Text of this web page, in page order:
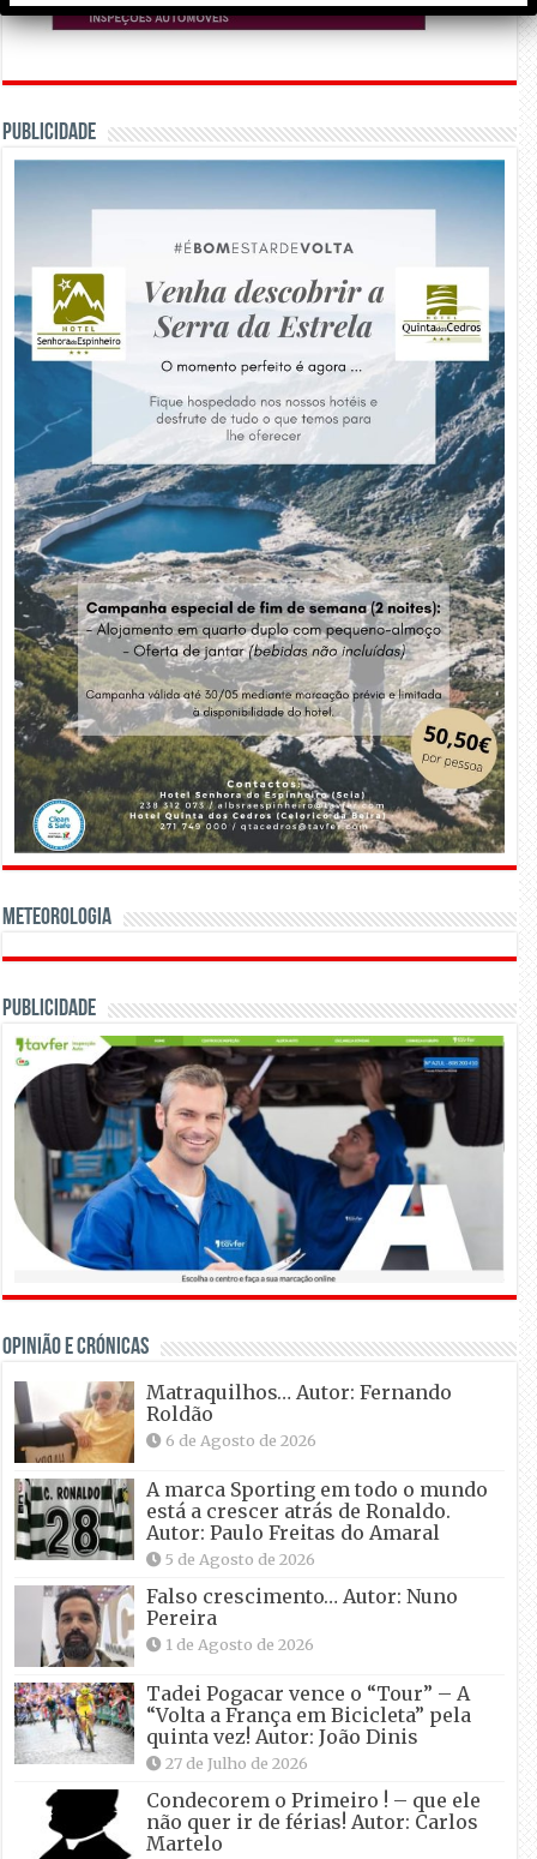
PUBLICIDADE
Meteorologia
Publicidade
OPINIÃO E CRÓNICAS
Matraquilhos… Autor: Fernando
Roldão
6 de Agosto de 2026
A marca Sporting em todo o mundo
está a crescer atrás de Ronaldo.
Autor: Paulo Freitas do Amaral
5 de Agosto de 2026
Falso crescimento… Autor: Nuno
Pereira
1 de Agosto de 2026
Tadei Pogacar vence o “Tour” – A
“Volta a França em Bicicleta” pela
quinta vez! Autor: João Dinis
27 de Julho de 2026
Condecorem o Primeiro ! – que ele
não quer ir de férias! Autor: Carlos
Martelo